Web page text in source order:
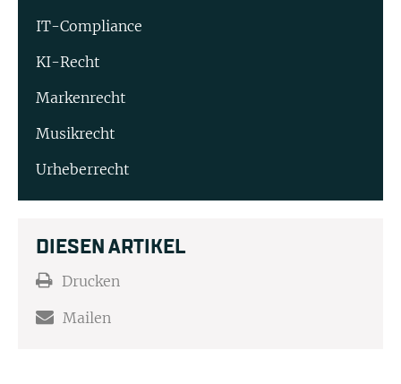
IT-Compliance
KI-Recht
Markenrecht
Musikrecht
Urheberrecht
DIESEN ARTIKEL
Drucken
Mailen